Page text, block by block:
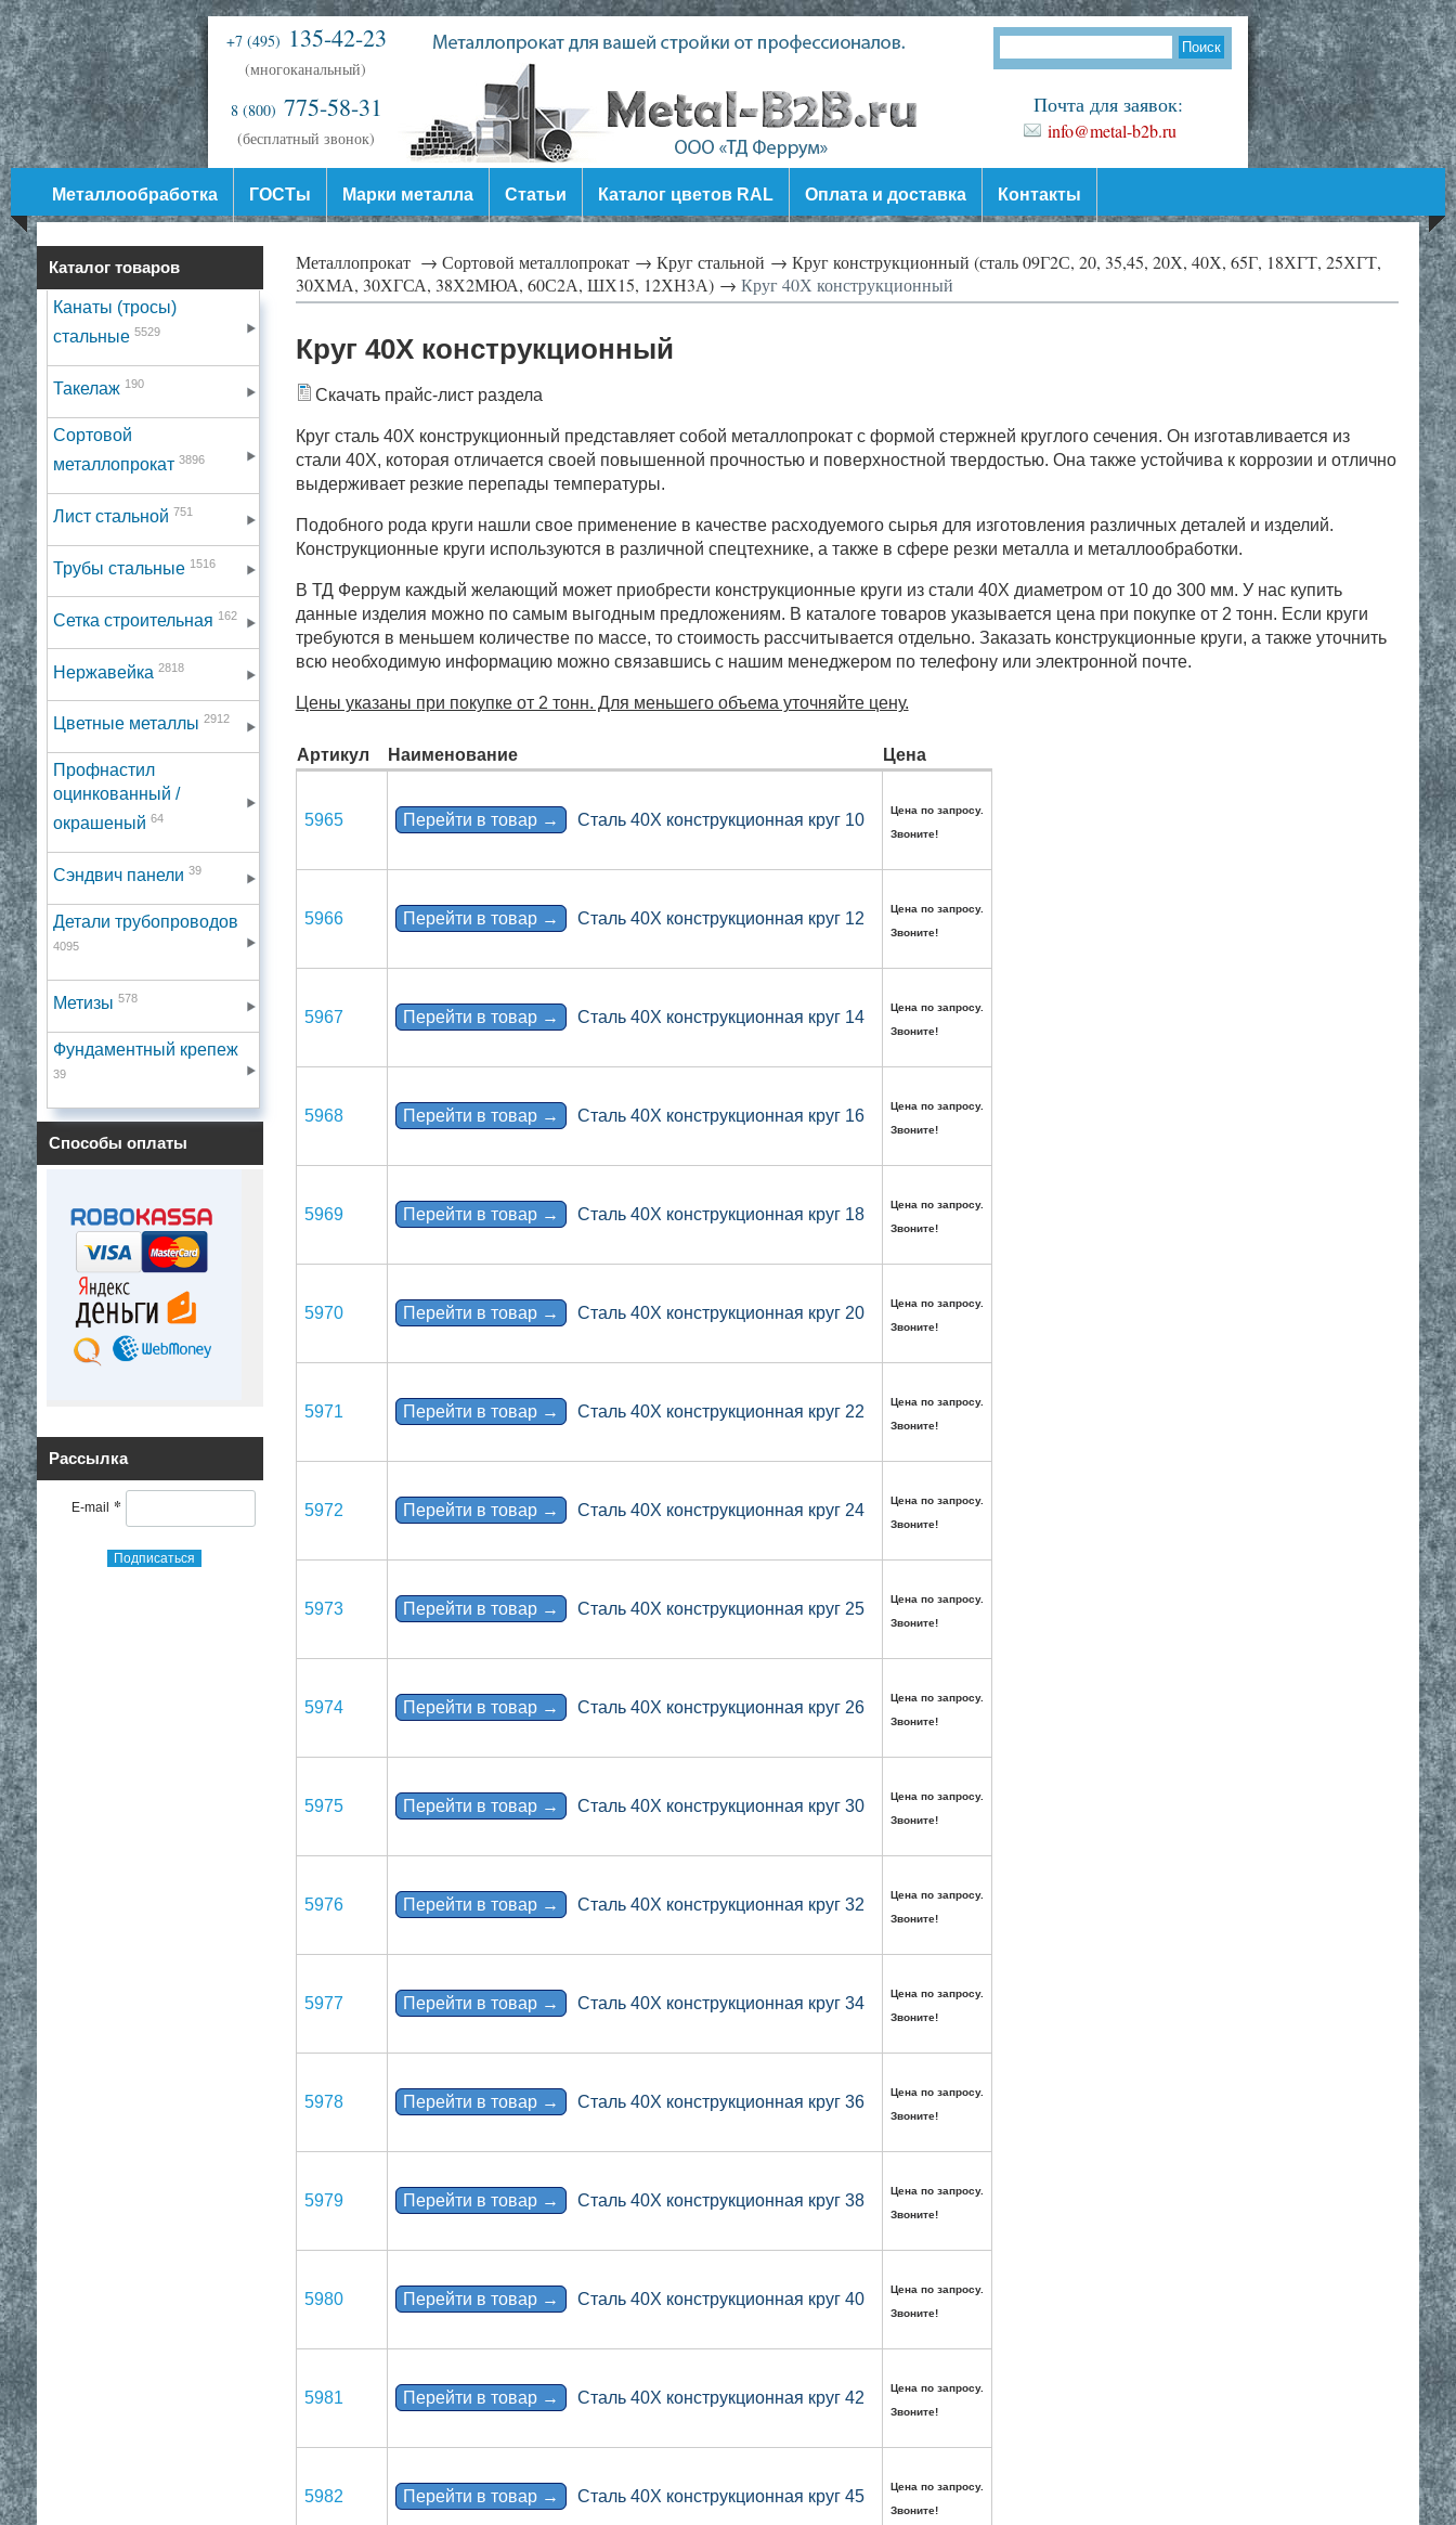
Почта для заявок:
info@metal-b2b.ru
+7 (495) 135-42-23
(многоканальный)
8 (800) 775-58-31
(бесплатный звонок)
Металлообработка ГОСТы Марки металла Статьи Каталог цветов RAL Оплата и доставка Контакты
Каталог товаров
Канаты (тросы)
стальные 5529
Такелаж 190
Сортовой
металлопрокат 3896
Лист стальной 751
Трубы стальные 1516
Сетка строительная 162
Нержавейка 2818
Цветные металлы 2912
Профнастил
оцинкованный /
окрашеный 64
Сэндвич панели 39
Детали трубопроводов
4095
Метизы 578
Фундаментный крепеж
39
Способы оплаты
Рассылка
E-mail *
Подписаться
Металлопрокат → Сортовой металлопрокат → Круг стальной → Круг конструкционный (сталь 09Г2С, 20, 35,45, 20Х, 40Х, 65Г, 18ХГТ, 25ХГТ,
30ХМА, 30ХГСА, 38Х2МЮА, 60С2А, ШХ15, 12ХН3А) → Круг 40Х конструкционный
Круг 40Х конструкционный
Скачать прайс-лист раздела
Круг сталь 40Х конструкционный представляет собой металлопрокат c формой стержней круглого сечения. Он изготавливается из
стали 40X, которая отличается своей повышенной прочностью и поверхностной твердостью. Она также устойчива к коррозии и отлично
выдерживает резкие перепады температуры.
Подобного рода круги нашли свое применение в качестве расходуемого сырья для изготовления различных деталей и изделий.
Конструкционные круги используются в различной спецтехнике, а также в сфере резки металла и металлообработки.
В ТД Феррум каждый желающий может приобрести конструкционные круги из стали 40X диаметром от 10 до 300 мм. У нас купить
данные изделия можно по самым выгодным предложениям. В каталоге товаров указывается цена при покупке от 2 тонн. Если круги
требуются в меньшем количестве по массе, то стоимость рассчитывается отдельно. Заказать конструкционные круги, а также уточнить
всю необходимую информацию можно связавшись с нашим менеджером по телефону или электронной почте.
Цены указаны при покупке от 2 тонн. Для меньшего объема уточняйте цену.
Артикул Наименование Цена
5965 Перейти в товар → Сталь 40Х конструкционная круг 10
Цена по запросу.
Звоните!
5966 Перейти в товар → Сталь 40Х конструкционная круг 12
Цена по запросу.
Звоните!
5967 Перейти в товар → Сталь 40Х конструкционная круг 14
Цена по запросу.
Звоните!
5968 Перейти в товар → Сталь 40Х конструкционная круг 16
Цена по запросу.
Звоните!
5969 Перейти в товар → Сталь 40Х конструкционная круг 18
Цена по запросу.
Звоните!
5970 Перейти в товар → Сталь 40Х конструкционная круг 20
Цена по запросу.
Звоните!
5971 Перейти в товар → Сталь 40Х конструкционная круг 22
Цена по запросу.
Звоните!
5972 Перейти в товар → Сталь 40Х конструкционная круг 24
Цена по запросу.
Звоните!
5973 Перейти в товар → Сталь 40Х конструкционная круг 25
Цена по запросу.
Звоните!
5974 Перейти в товар → Сталь 40Х конструкционная круг 26
Цена по запросу.
Звоните!
5975 Перейти в товар → Сталь 40Х конструкционная круг 30
Цена по запросу.
Звоните!
5976 Перейти в товар → Сталь 40Х конструкционная круг 32
Цена по запросу.
Звоните!
5977 Перейти в товар → Сталь 40Х конструкционная круг 34
Цена по запросу.
Звоните!
5978 Перейти в товар → Сталь 40Х конструкционная круг 36
Цена по запросу.
Звоните!
5979 Перейти в товар → Сталь 40Х конструкционная круг 38
Цена по запросу.
Звоните!
5980 Перейти в товар → Сталь 40Х конструкционная круг 40
Цена по запросу.
Звоните!
5981 Перейти в товар → Сталь 40Х конструкционная круг 42
Цена по запросу.
Звоните!
5982 Перейти в товар → Сталь 40Х конструкционная круг 45
Цена по запросу.
Звоните!